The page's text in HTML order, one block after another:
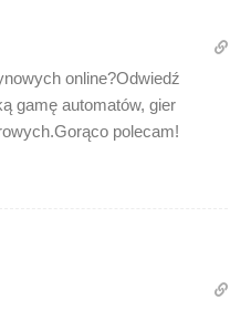
online?Odwiedź
gamę automatów, gier
polecam!​